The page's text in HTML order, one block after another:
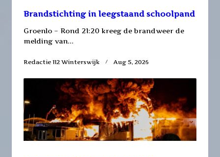
Brandstichting in leegstaand schoolpand
Groenlo – Rond 21:20 kreeg de brandweer de
melding van...
Redactie 112 Winterswijk Aug 5, 2026